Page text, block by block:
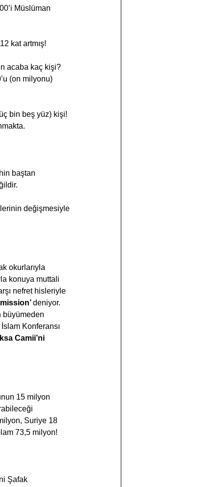
Müslüman
kat artmış!
acaba kaç kişi?
(on milyonu)
bin beş yüz) kişi!
baştan
değişmesiyle
okurlarıyla
konuya muttali
nefret hisleriyle
deniyor.
büyümeden
Konferansı
Camii’ni
15 milyon
Suriye 18
73,5 milyon!
Şafak